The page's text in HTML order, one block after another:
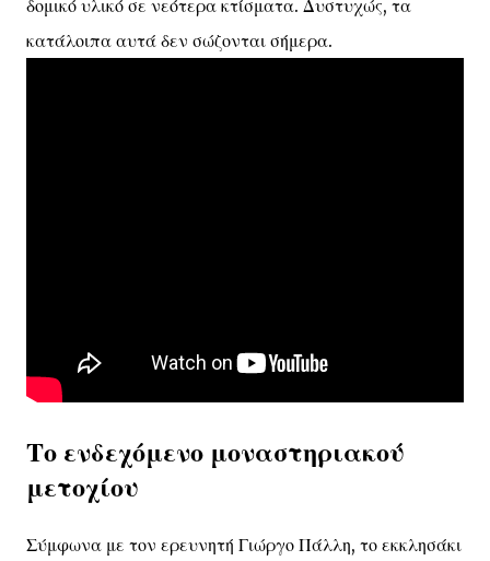
δομικό υλικό σε νεότερα κτίσματα. Δυστυχώς, τα
κατάλοιπα αυτά δεν σώζονται σήμερα.
Το ενδεχόμενο μοναστηριακού
μετοχίου
Σύμφωνα με τον ερευνητή Γιώργο Πάλλη, το εκκλησάκι